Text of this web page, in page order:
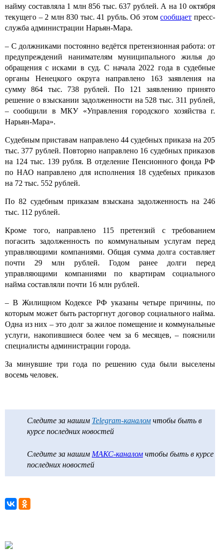
найму составляла 1 млн 856 тыс. 637 рублей. А на 10 октября
текущего – 2 млн 830 тыс. 41 рубль. Об этомсообщает пресс-
служба администрации Нарьян-Мара.
– С должниками постоянно ведётся претензионная работа: от
предупреждений нанимателям муниципального жилья до
обращения с исками в суд. С начала 2022 года в судебные
органы Ненецкого округа направлено 163 заявления на
сумму 864 тыс. 738 рублей. По 121 заявлению принято
решение о взыскании задолженности на 528 тыс. 311 рублей,
– сообщили в МКУ «Управления городского хозяйства г.
Нарьян-Мара».
Судебным приставам направлено 44 судебных приказа на 205
тыс. 377 рублей. Повторно направлено 16 судебных приказов
на 124 тыс. 139 рубля. В отделение Пенсионного фонда РФ
по НАО направлено для исполнения 18 судебных приказов
на 72 тыс. 552 рублей.
По 82 судебным приказам взыскана задолженность на 246
тыс. 112 рублей.
Кроме того, направлено 115 претензий с требованием
погасить задолженность по коммунальным услугам перед
управляющими компаниями. Общая сумма долга составляет
почти 29 млн рублей. Годом ранее долги перед
управляющими компаниями по квартирам социального
найма составляли почти 16 млн рублей.
– В Жилищном Кодексе РФ указаны четыре причины, по
которым может быть расторгнут договор социального найма.
Одна из них – это долг за жилое помещение и коммунальные
услуги, накопившиеся более чем за 6 месяцев, – пояснили
специалисты администрации города.
За минувшие три года по решению суда были выселены
восемь человек.
Следите за нашим Telegram-каналом чтобы быть в
курсе последних новостей
Следите за нашим МАКС-каналом чтобы быть в курсе
последних новостей